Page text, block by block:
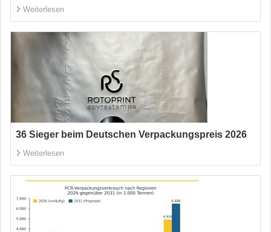
Weiterlesen
36 Sieger beim Deutschen Verpackungspreis 2026
Weiterlesen